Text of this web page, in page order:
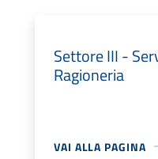
Settore III -
Ragioneria
VAI ALLA PAGINA